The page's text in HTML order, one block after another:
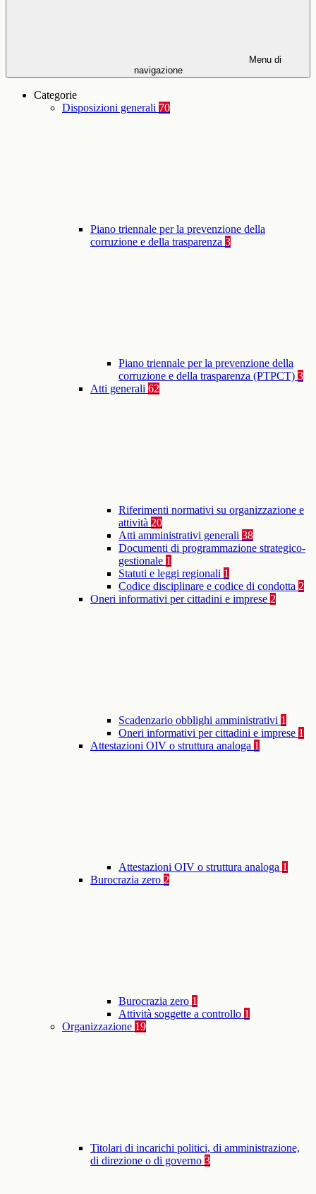
Menu di
navigazione
Categorie
Disposizioni generali 70
Piano triennale per la prevenzione della
corruzione e della trasparenza 3
Piano triennale per la prevenzione della
corruzione e della trasparenza (PTPCT) 3
Atti generali 62
Riferimenti normativi su organizzazione e
attività 20
Atti amministrativi generali 38
Documenti di programmazione strategico-
gestionale 1
Statuti e leggi regionali 1
Codice disciplinare e codice di condotta 2
Oneri informativi per cittadini e imprese 2
Scadenzario obblighi amministrativi 1
Oneri informativi per cittadini e imprese 1
Attestazioni OIV o struttura analoga 1
Attestazioni OIV o struttura analoga 1
Burocrazia zero 2
Burocrazia zero 1
Attività soggette a controllo 1
Organizzazione 19
Titolari di incarichi politici, di amministrazione,
di direzione o di governo 3